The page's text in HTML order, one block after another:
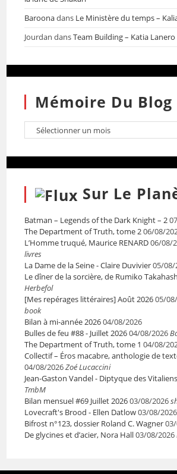
Baroonadans Le Ministère du temps –
Jourdan dansTeam Building – Katia
Mémoire Du Blog
Sur Le
Batman – Legends of the Dark Knight – 2
The Department of Truth, tome 206/08/
L’Homme truqué, Maurice RENARD06/08/
livres
La Dame de la Seine - Claire Duvivier05/08/
Le dîner de la sorcière, de Rumiko
Herbefol
[Mes repérages littéraires] Août 202605/
book
Bilan à mi-année 202604/08/2026
Bulles de feu #88 - Juillet 202604/08/2026
The Department of Truth, tome 1 04/08/
Collectif – Éros macabre, anthologie de
04/08/2026Zoé Lucaccini
Jean-Gaston Vandel - Diptyque des Vitaliens
TmbM
Bilan mensuel #69 Juillet 202603/08/2026
Lovecraft's Brood - Ellen Datlow03/08/2026
Bifrost n°123, dossier Roland C. Wagner
De glycines et d’acier, Nora Hall03/08/2026